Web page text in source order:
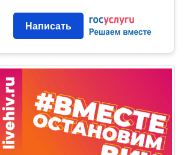
Написать